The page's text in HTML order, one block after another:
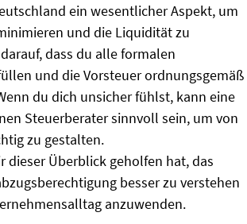
ein wesentlicher Aspekt, um
und die Liquidität zu
dass du alle formalen
und die Vorsteuer ordnungsgemäß
du dich unsicher fühlst, kann eine
Steuerberater sinnvoll sein, um von
zu gestalten.
dieser Überblick geholfen hat, das
besser zu verstehen
anzuwenden.